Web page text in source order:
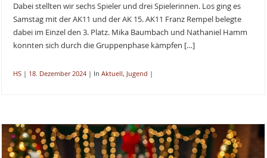
Dabei stellten wir sechs Spieler und drei Spielerinnen. Los ging es
Samstag mit der AK11 und der AK 15. AK11 Franz Rempel belegte
dabei im Einzel den 3. Platz. Mika Baumbach und Nathaniel Hamm
konnten sich durch die Gruppenphase kämpfen […]
HS| 18. Dezember 2024| In Aktuell, Jugend |